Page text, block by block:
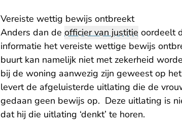
Vereiste wettig bewijs ontbreekt
Anders dan de officier van justitie oordeelt
informatie het vereiste wettige bewijs
buurt kan namelijk niet met zekerheid
bij de woning aanwezig zijn geweest op
levert de afgeluisterde uitlating die de
gedaan geen bewijs op. Deze uitlating is
dat hij die uitlating ‘denkt’ te horen.